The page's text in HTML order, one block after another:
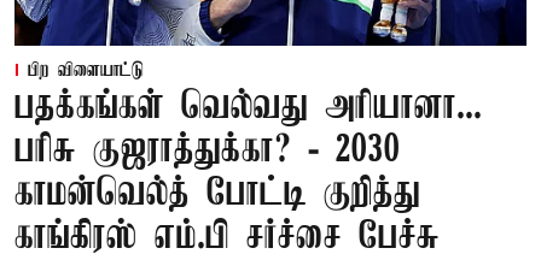
பிற விளையாட்டு
பதக்கங்கள் வெல்வது அரியானா...
பரிசு குஜராத்துக்கா? - 2030
காமன்வெல்த் போட்டி குறித்து
காங்கிரஸ் எம்.பி சர்ச்சை பேச்சு